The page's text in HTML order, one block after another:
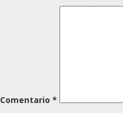
Comentario *